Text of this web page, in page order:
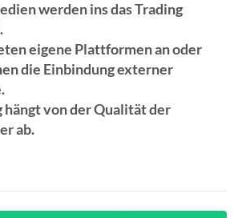
werden ins das Trading
eigene Plattformen an oder
die Einbindung externer
hängt von der Qualität der
ab.